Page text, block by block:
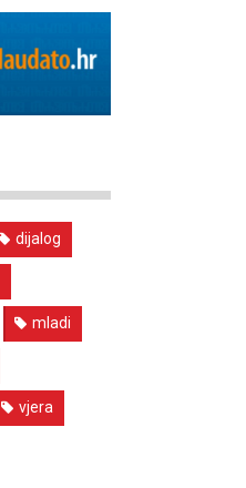
dijalog
mladi
vjera